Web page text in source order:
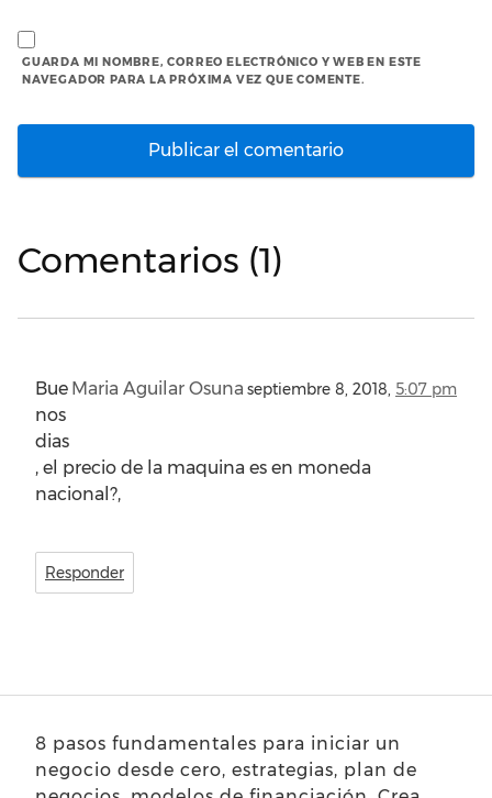
GUARDA MI NOMBRE, CORREO ELECTRÓNICO Y WEB EN ESTE
NAVEGADOR PARA LA PRÓXIMA VEZ QUE COMENTE.
Comentarios (1)
Maria Aguilar Osuna septiembre 8, 2018, 5:07 pm
Bue
nos
dias
, el precio de la maquina es en moneda
nacional?,
Responder
8 pasos fundamentales para iniciar un
negocio desde cero, estrategias, plan de